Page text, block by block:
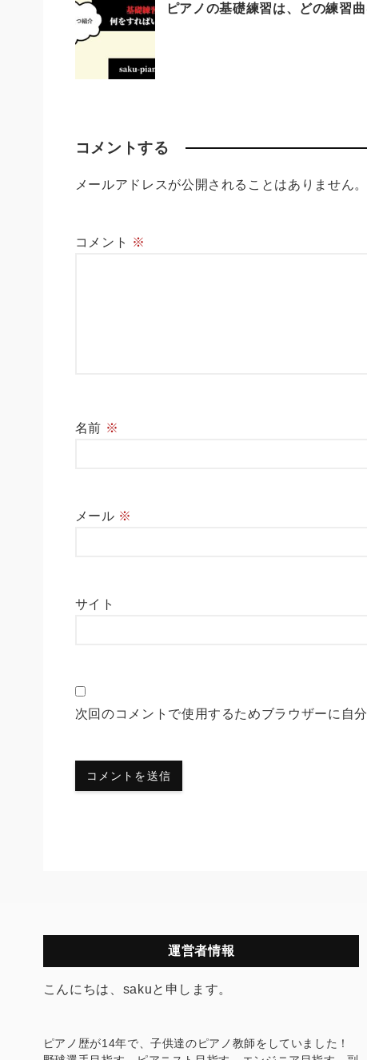
ピアノの基礎練習は、どの練習
コメントする
メールアドレスが公開されることはありません。
コメント ※
名前 ※
メール ※
サイト
次回のコメントで使用するためブラウザーに自
運営者情報
こんにちは、sakuと申します。
ピアノ歴が14年で、子供達のピアノ教師をしていました！